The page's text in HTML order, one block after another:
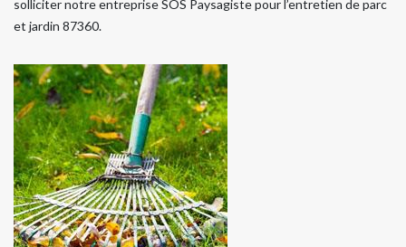
solliciter notre entreprise SOS Paysagiste pour l’entretien de parc
et jardin 87360.